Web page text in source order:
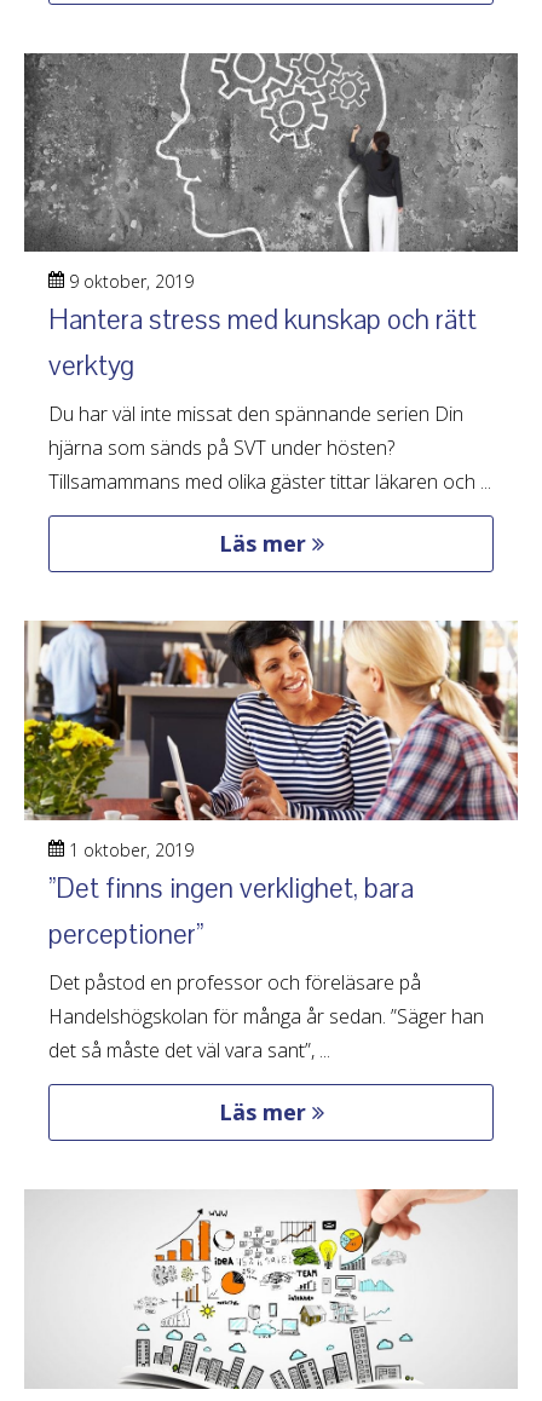
9 oktober, 2019
Hantera stress med kunskap och rätt
verktyg
Du har väl inte missat den spännande serien Din
hjärna som sänds på SVT under hösten?
Tillsamammans med olika gäster tittar läkaren och ...
Läs mer
1 oktober, 2019
”Det finns ingen verklighet, bara
perceptioner”
Det påstod en professor och föreläsare på
Handelshögskolan för många år sedan. ”Säger han
det så måste det väl vara sant”, ...
Läs mer